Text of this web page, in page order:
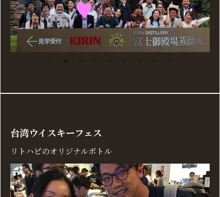
台湾ウイスキーフェス
リトハピのオリジナルボトル